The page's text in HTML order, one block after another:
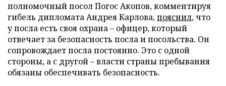
полномочный посол Погос Акопов, комментируя
гибель дипломата Андрея Карлова,пояснил, что
у посла есть своя охрана – офицер, который
отвечает за безопасность посла и посольства. Он
сопровождает посла постоянно. Это с одной
стороны, а с другой – власти страны пребывания
обязаны обеспечивать безопасность.